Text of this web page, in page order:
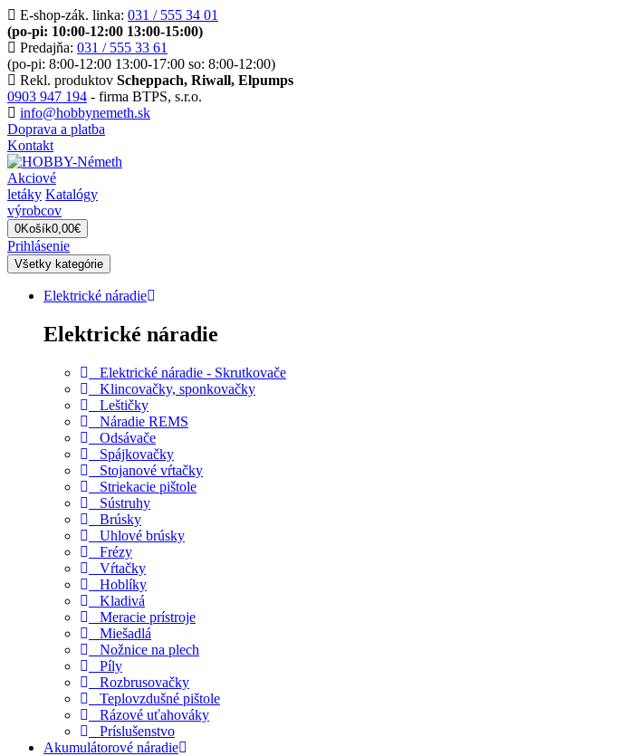
E-shop-zák. linka: 031 / 555 34 01
(po-pi: 10:00-12:00 13:00-15:00)
Predajňa: 031 / 555 33 61
(po-pi: 8:00-12:00 13:00-17:00 so: 8:00-12:00)
Rekl. produktov Scheppach, Riwall, Elpumps
0903 947 194 - firma BTPS, s.r.o.
info@hobbynemeth.sk
Doprava a platba
Kontakt
Akciové
letáky Katalógy
výrobcov
0Košík0,00€
Prihlásenie
Všetky kategórie
Elektrické náradie
Elektrické náradie
Elektrické náradie - Skrutkovače
Klincovačky, sponkovačky
Leštičky
Náradie REMS
Odsávače
Spájkovačky
Stojanové vŕtačky
Striekacie pištole
Sústruhy
Brúsky
Uhlové brúsky
Frézy
Vŕtačky
Hoblíky
Kladivá
Meracie prístroje
Miešadlá
Nožnice na plech
Píly
Rozbrusovačky
Teplovzdušné pištole
Rázové uťahováky
Príslušenstvo
Akumulátorové náradie